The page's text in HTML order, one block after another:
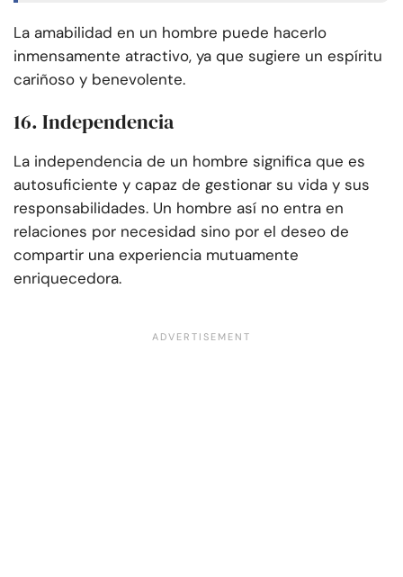
La amabilidad en un hombre puede hacerlo
inmensamente atractivo, ya que sugiere un espíritu
cariñoso y benevolente.
16. Independencia
La independencia de un hombre significa que es
autosuficiente y capaz de gestionar su vida y sus
responsabilidades. Un hombre así no entra en
relaciones por necesidad sino por el deseo de
compartir una experiencia mutuamente
enriquecedora.